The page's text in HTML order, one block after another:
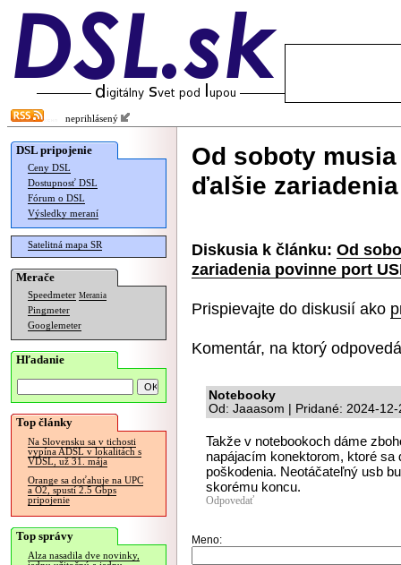
neprihlásený
DSL pripojenie
Ceny DSL
Dostupnosť DSL
Fórum o DSL
Výsledky meraní
Satelitná mapa SR
Merače
Speedmeter Merania
Pingmeter
Googlemeter
Hľadanie
Top články
Na Slovensku sa v tichosti
vypína ADSL v lokalitách s
VDSL, už 31. mája
Orange sa doťahuje na UPC
a O2, spustí 2.5 Gbps
pripojenie
Top správy
Alza nasadila dve novinky,
Od soboty
ďalšie
Diskusia k článku: Od
zariadenia povinne port
Prispievajte do diskusií ako
Komentár, na ktorý
Notebooky
Od: Jaaasom | Pridané: 2024-
Takže v notebookoch dáme
napájacím konektorom, ktoré
poškodenia. Neotáčateľný usb
skorému koncu.
Odpovedať
Meno: